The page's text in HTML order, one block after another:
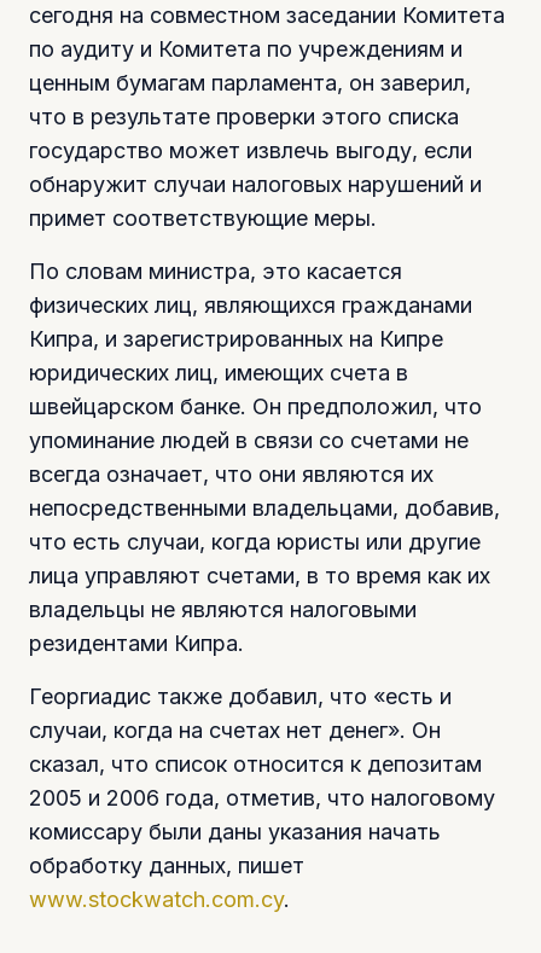
сегодня на совместном заседании Комитета
по аудиту и Комитета по учреждениям и
ценным бумагам парламента, он заверил,
что в результате проверки этого списка
государство может извлечь выгоду, если
обнаружит случаи налоговых нарушений и
примет соответствующие меры.
По словам министра, это касается
физических лиц, являющихся гражданами
Кипра, и зарегистрированных на Кипре
юридических лиц, имеющих счета в
швейцарском банке. Он предположил, что
упоминание людей в связи со счетами не
всегда означает, что они являются их
непосредственными владельцами, добавив,
что есть случаи, когда юристы или другие
лица управляют счетами, в то время как их
владельцы не являются налоговыми
резидентами Кипра.
Георгиадис также добавил, что «есть и
случаи, когда на счетах нет денег». Он
сказал, что список относится к депозитам
2005 и 2006 года, отметив, что налоговому
комиссару были даны указания начать
обработку данных, пишет
www.stockwatch.com.cy.